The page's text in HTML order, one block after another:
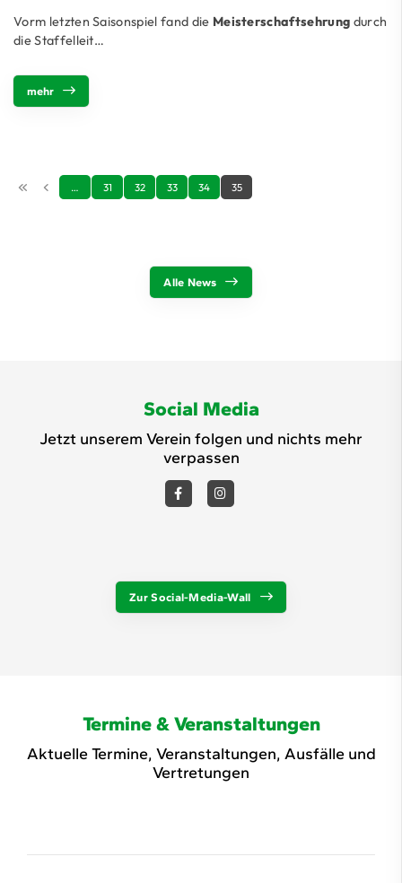
Vorm letzten Saisonspiel fand die Meisterschaftsehrung durch
die Staffelleit…
mehr
… 31 32 33 34 35
Alle News
Social Media
Jetzt unserem Verein folgen und nichts mehr
verpassen
Zur Social-Media-Wall
Termine & Veranstaltungen
Aktuelle Termine, Veranstaltungen, Ausfälle und
Vertretungen